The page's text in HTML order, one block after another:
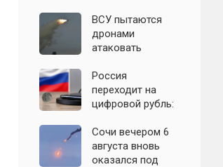
ВСУ пытаются
дронами
атаковать
Крыма: свежие
подробности
налёта на
06.08.2026
Россия
переходит на
цифровой рубль:
систему сравнили
с моделью СССР
Сочи вечером 6
августа вновь
оказался под